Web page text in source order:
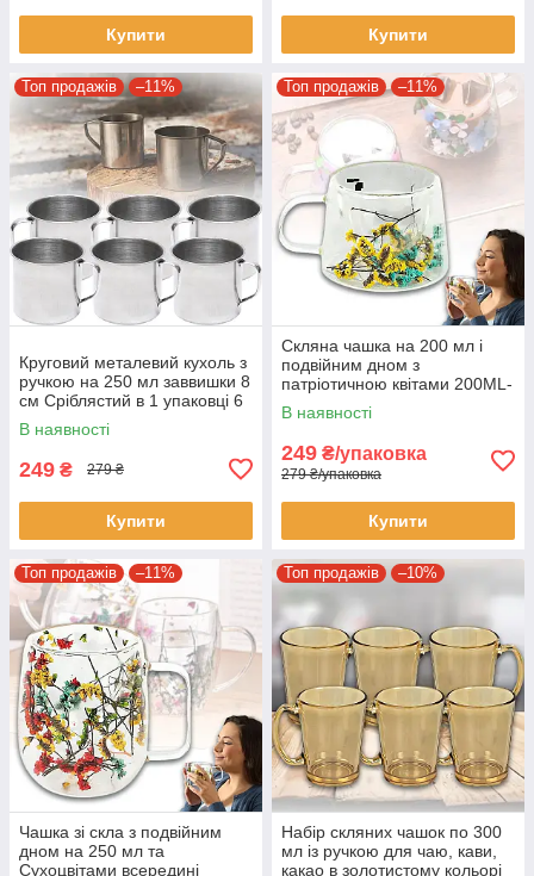
Купити Купити
Топ продажів –11%
Круговий металевий кухоль з
ручкою на 250 мл заввишки 8
см Сріблястий в 1 упаковці 6
штук
В наявності
249 ₴ 279 ₴
Купити
Топ продажів –11%
Скляна чашка на 200 мл і
подвійним дном з
патріотичною квітами 200ML-
С в упаковці 2 шт
В наявності
249 ₴/упаковка
279 ₴/упаковка
Купити
Топ продажів –11%
Чашка зі скла з подвійним
дном на 250 мл та
Сухоцвітами всередині
Топ продажів –10%
Набір скляних чашок по 300
мл із ручкою для чаю, кави,
какао в золотистому кольорі